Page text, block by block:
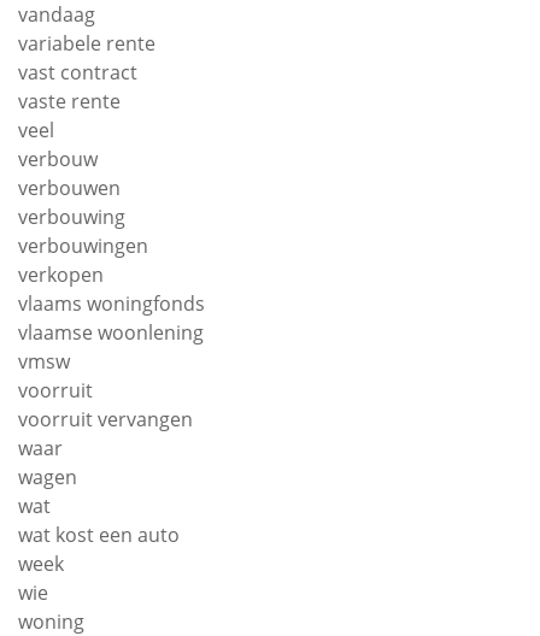
vandaag
variabele rente
vast contract
vaste rente
veel
verbouw
verbouwen
verbouwing
verbouwingen
verkopen
vlaams woningfonds
vlaamse woonlening
vmsw
voorruit
voorruit vervangen
waar
wagen
wat
wat kost een auto
week
wie
woning